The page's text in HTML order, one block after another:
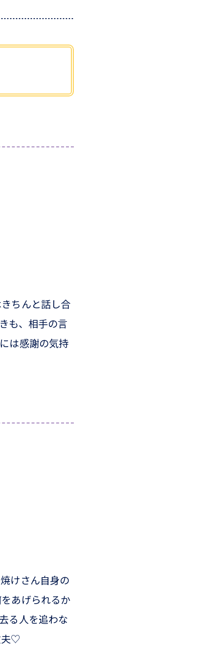
ちんと話し合
も、相手の言
は感謝の気持
けさん自身の
あげられるか
る人を追わな
夫♡